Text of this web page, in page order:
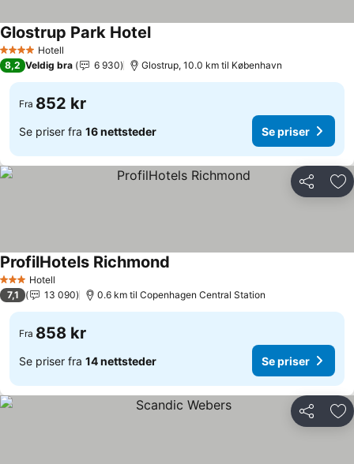
4 StjernerHotell
Glostrup Park Hotel
8,2 Veldig bra 6 930 Glostrup, 10.0 km til København
Fra 852 kr
Se priser fra 16 nettsteder Se priser
Del
3 StjernerHotell
ProfilHotels Richmond
7,1 13 090 0.6 km til Copenhagen Central Station
Fra 858 kr
Se priser fra 14 nettsteder Se priser
Del